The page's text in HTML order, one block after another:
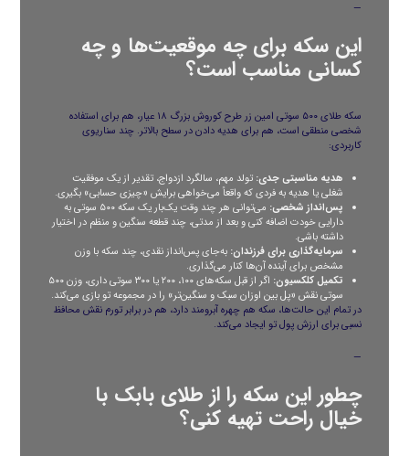
—
این سکه برای چه موقعیت‌ها و چه
کسانی مناسب است؟
سکه طلای ۵۰۰ سوتی امین زر طرح کوروش بزرگ ۱۸ عیار، هم برای استفاده
شخصی منطقی است، هم برای هدیه دادن در سطح بالاتر. چند سناریوی
کاربردی:
هدیه مناسبتی جدی: تولد مهم، سالگرد ازدواج، تقدیر از یک موفقیت
شغلی یا هدیه به فردی که واقعاً می‌خواهی برایش «چیزی حسابی» بگیری.
پس‌انداز شخصی:
می‌توانی هر چند وقت یک‌بار یک سکه ۵۰۰ سوتی به
دارایی خودت اضافه کنی و بعد از مدتی، چند قطعه سنگین و منظم در اختیار
داشته باشی.
سرمایه‌گذاری برای فرزندان: به‌جای پس‌انداز نقدی، چند سکه با وزن
مشخص برای آینده آن‌ها کنار می‌گذاری.
تکمیل کلکسیون:
اگر از قبل سکه‌های ۱۰۰، ۲۰۰ یا ۳۰۰ سوتی داری، وزن ۵۰۰
سوتی نقش «پل بین اوزان سبک و سنگین‌تر» را در مجموعه تو بازی می‌کند.
در تمام این حالت‌ها، سکه هم چهره آبرومند دارد، هم در برابر تورم نقش محافظ
نسبی برای ارزش پول تو ایجاد می‌کند.
—
چطور این سکه را از طلای بابک با
خیال راحت تهیه کنی؟